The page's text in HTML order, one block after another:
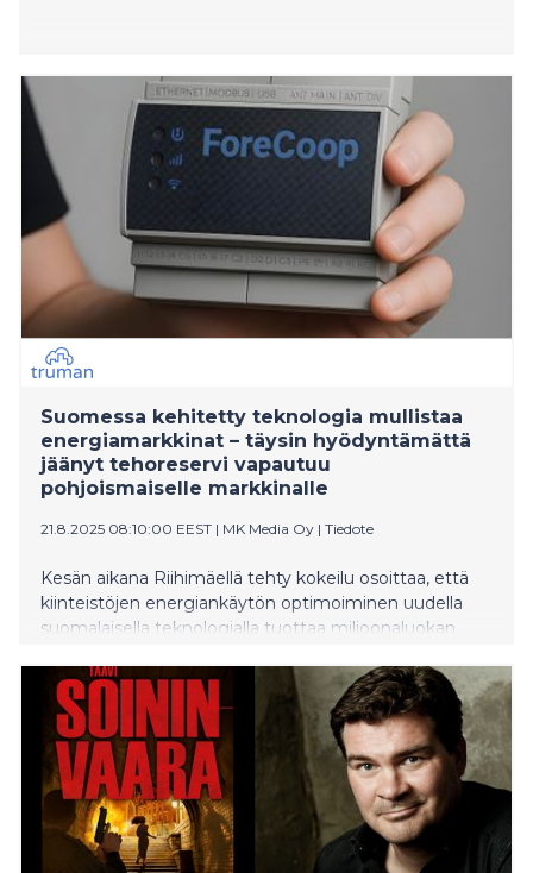
Suomessa kehitetty teknologia mullistaa
energiamarkkinat – täysin hyödyntämättä
jäänyt tehoreservi vapautuu
pohjoismaiselle markkinalle
21.8.2025 08:10:00 EEST | MK Media Oy | Tiedote
Kesän aikana Riihimäellä tehty kokeilu osoittaa, että
kiinteistöjen energiankäytön optimoiminen uudella
suomalaisella teknologialla tuottaa miljoonaluokan
markkinamekanismin avulla kiinteistöjen kulutusjousto
on ensimmäistä kertaa mahdollista myydä
pohjoismaisille markkinoille.